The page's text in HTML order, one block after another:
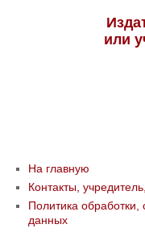
или
На главную
Контакты,
Политика
данных